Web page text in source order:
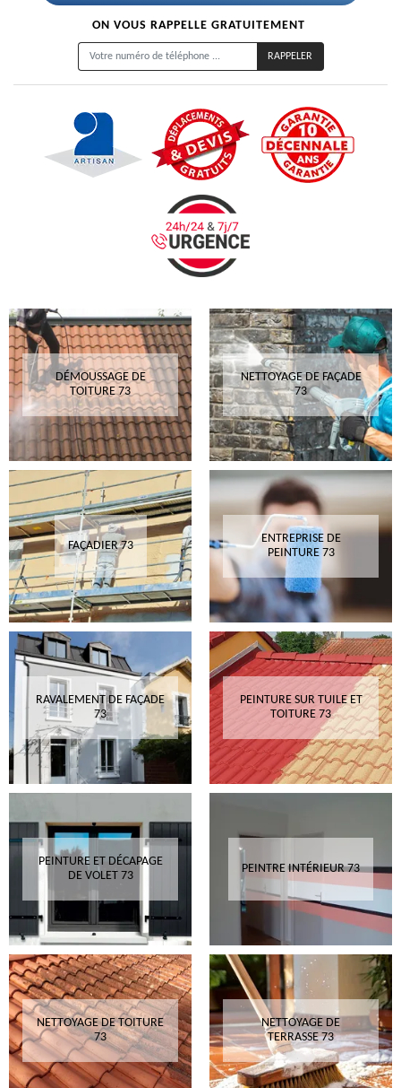
ON VOUS RAPPELLE GRATUITEMENT
DÉMOUSSAGE DE
TOITURE 73
NETTOYAGE DE FAÇADE
73
FAÇADIER 73
ENTREPRISE DE
PEINTURE 73
RAVALEMENT DE FAÇADE
73
PEINTURE SUR TUILE ET
TOITURE 73
PEINTURE ET DÉCAPAGE
DE VOLET 73
PEINTRE INTÉRIEUR 73
NETTOYAGE DE TOITURE
73
NETTOYAGE DE
TERRASSE 73